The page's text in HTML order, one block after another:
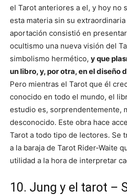
el Tarot anteriores a el, y hoy no
esta materia sin su
aportación consistió en
ocultismo una nueva visión del
simbolismo hermético, y que
un libro, y, por otra, en el diseño
Pero mientras el Tarot que él
conocido en todo el mundo, el
estudio es, sorprendentemente,
desconocido. Este obra hace
Tarot a todo tipo de lectores. Se
a la baraja de Tarot Rider-Waite
utilidad a la hora de interpretar
10. Jung y el tarot –